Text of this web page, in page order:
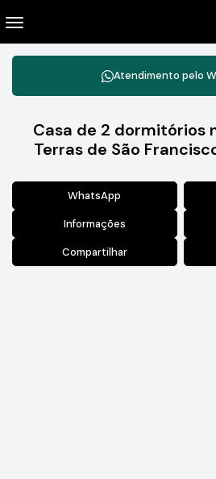
Atendimento pelo
Casa de 2 dormitórios
Terras de São
WhatsApp
Informações
Compartilhar